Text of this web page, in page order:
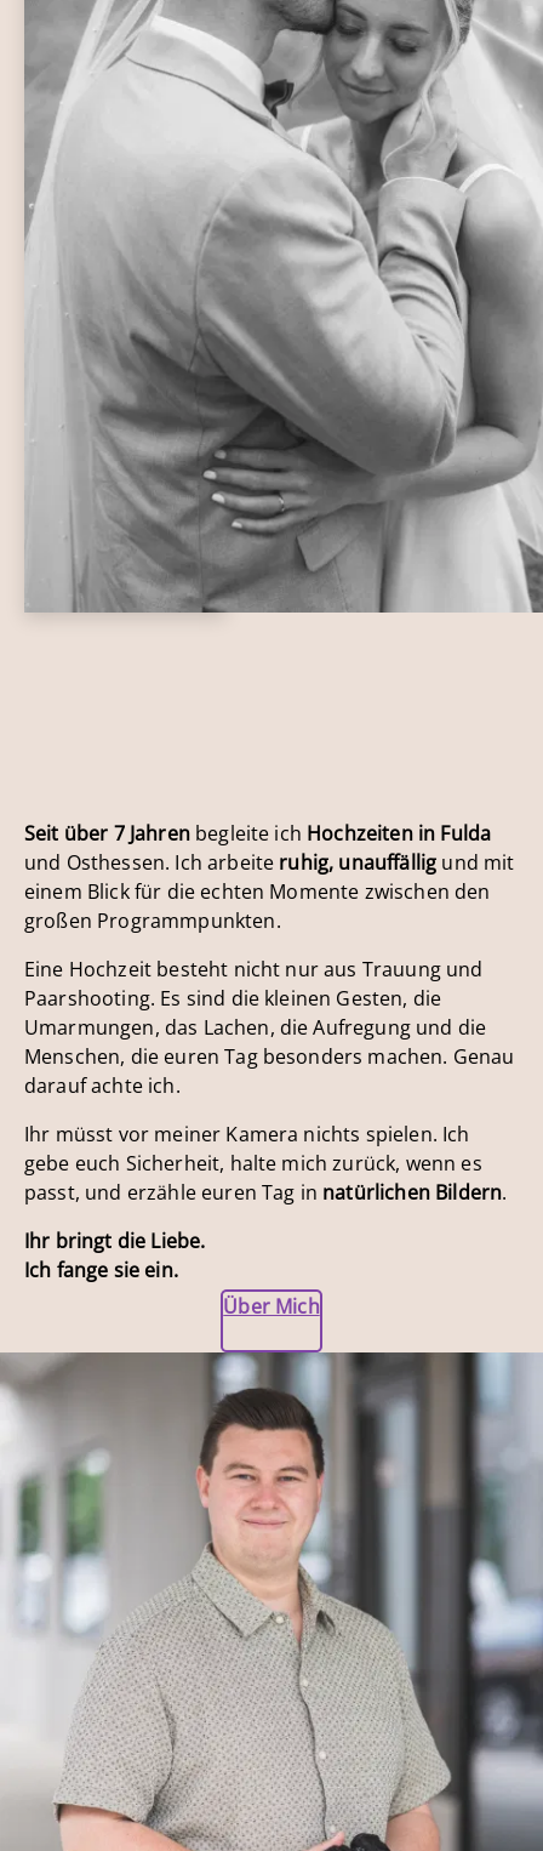
Seit über 7 Jahrenbegleite ich Hochzeiten in Fulda
und Osthessen. Ich arbeite ruhig, unauffällig und mit
einem Blick für die echten Momente zwischen den
großen Programmpunkten.
Eine Hochzeit besteht nicht nur aus Trauung und
Paarshooting. Es sind die kleinen Gesten, die
Umarmungen, das Lachen, die Aufregung und die
Menschen, die euren Tag besonders machen. Genau
darauf achte ich.
Ihr müsst vor meiner Kamera nichts spielen. Ich
gebe euch Sicherheit, halte mich zurück, wenn es
passt, und erzähle euren Tag in natürlichen Bildern.
Ihr bringt die Liebe.
Ich fange sie ein.
Über Mich